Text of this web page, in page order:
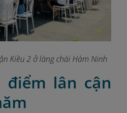
Kiều 2 ở làng chài Hàm Ninh
điểm lân cận